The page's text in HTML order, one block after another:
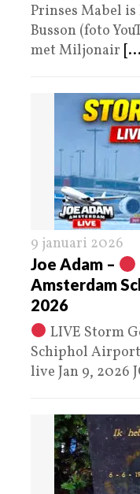
Prinses Mabel
Busson (foto
met Miljonair
9 januari 2026
Joe Adam –
Amsterdam
2026
LIVE Storm
Schiphol
live Jan 9, 2026